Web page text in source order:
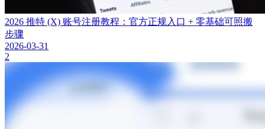
2026 推特 (X) 账号注册教程：官方正规入口 + 零基础可照搬
步骤
2026-03-31
2